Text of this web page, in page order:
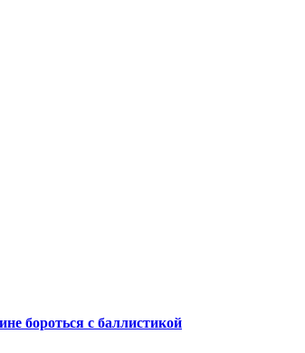
бороться с баллистикой